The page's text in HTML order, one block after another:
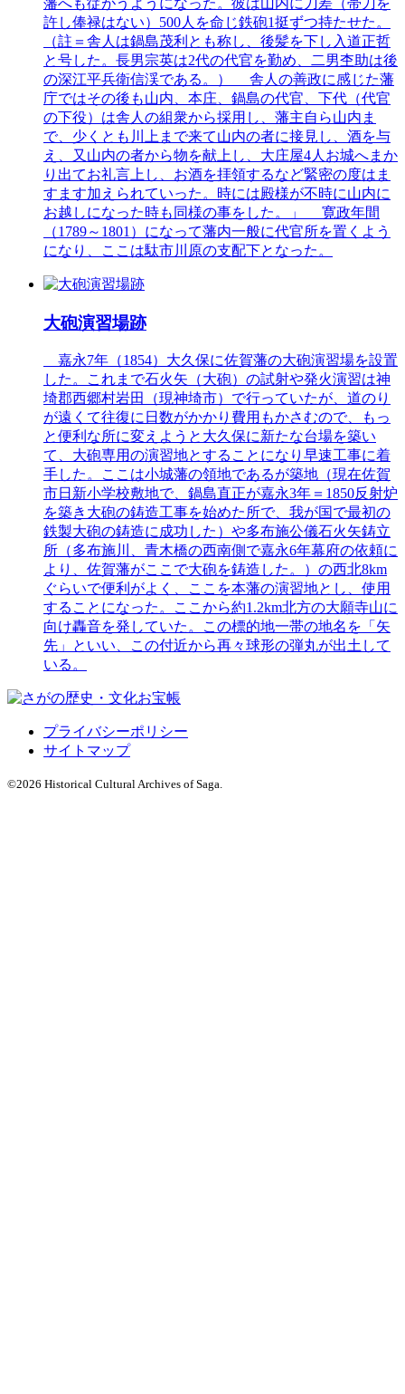
許し俸禄はない）500人を命じ鉄砲1挺ずつ持たせた。
（註＝舎人は鍋島茂利とも称し、後髪を下し入道正哲
と号した。長男宗英は2代の代官を勤め、二男杢助は後
の深江平兵衛信渓である。） 舎人の善政に感じた藩
庁ではその後も山内、本庄、鍋島の代官、下代（代官
の下役）は舎人の組衆から採用し、藩主自ら山内ま
で、少くとも川上まで来て山内の者に接見し、酒を与
え、又山内の者から物を献上し、大庄屋4人お城へまか
り出てお礼言上し、お酒を拝領するなど緊密の度はま
すます加えられていった。時には殿様が不時に山内に
お越しになった時も同様の事をした。」 寛政年間
（1789～1801）になって藩内一般に代官所を置くよう
になり、ここは駄市川原の支配下となった。
大砲演習場跡
嘉永7年（1854）大久保に佐賀藩の大砲演習場を設置
した。これまで石火矢（大砲）の試射や発火演習は神
埼郡西郷村岩田（現神埼市）で行っていたが、道のり
が遠くて往復に日数がかかり費用もかさむので、もっ
と便利な所に変えようと大久保に新たな台場を築い
て、大砲専用の演習地とすることになり早速工事に着
手した。ここは小城藩の領地であるが築地（現在佐賀
市日新小学校敷地で、鍋島直正が嘉永3年＝1850反射炉
を築き大砲の鋳造工事を始めた所で、我が国で最初の
鉄製大砲の鋳造に成功した）や多布施公儀石火矢鋳立
所（多布施川、青木橋の西南側で嘉永6年幕府の依頼に
より、佐賀藩がここで大砲を鋳造した。）の西北8km
ぐらいで便利がよく、ここを本藩の演習地とし、使用
することになった。ここから約1.2km北方の大願寺山に
向け轟音を発していた。この標的地一帯の地名を「矢
先」といい、この付近から再々球形の弾丸が出土して
いる。
プライバシーポリシー
サイトマップ
©2026 Historical Cultural Archives of Saga.